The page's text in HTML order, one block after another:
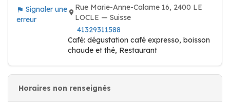
Signaler une
erreur
Rue Marie-Anne-Calame 16, 2400 LE
LOCLE — Suisse
41329311588
Café: dégustation café expresso, boisson
chaude et thé, Restaurant
Horaires non renseignés